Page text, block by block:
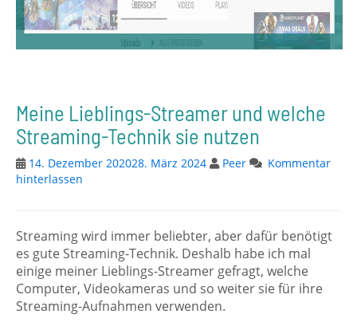
Meine Lieblings-Streamer und welche
Streaming-Technik sie nutzen
14. Dezember 202028. März 2024 Peer
Kommentar
hinterlassen
Streaming wird immer beliebter, aber dafür benötigt
es gute Streaming-Technik. Deshalb habe ich mal
einige meiner Lieblings-Streamer gefragt, welche
Computer, Videokameras und so weiter sie für ihre
Streaming-Aufnahmen verwenden.